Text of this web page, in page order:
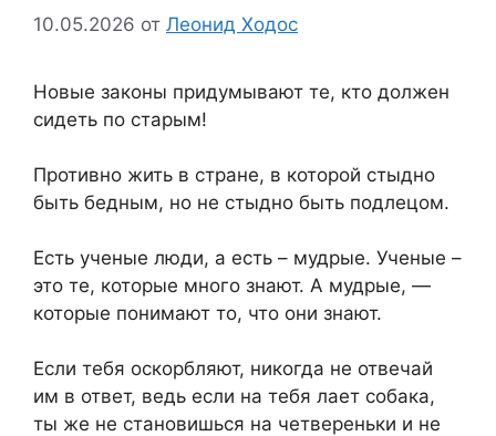
10.05.2026 от Леонид Ходос
Новые законы придумывают те, кто должен
сидеть по старым!
Противно жить в стране, в которой стыдно
быть бедным, но не стыдно быть подлецом.
Есть ученые люди, а есть – мудрые. Ученые –
это те, которые много знают. А мудрые, —
которые понимают то, что они знают.
Если тебя оскорбляют, никогда не отвечай
им в ответ, ведь если на тебя лает собака,
ты же не становишься на четвереньки и не